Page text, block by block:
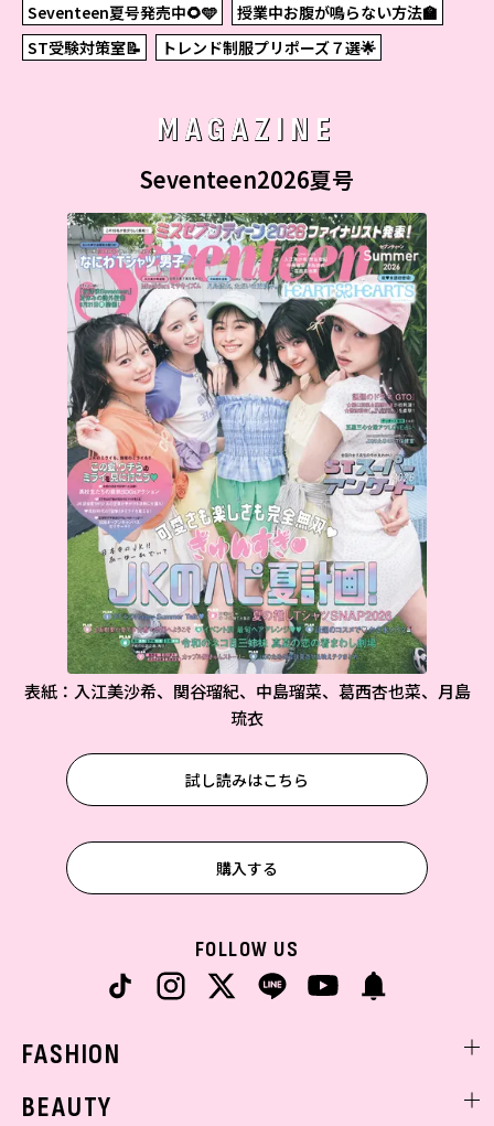
Seventeen夏号発売中🌻🩵
授業中お腹が鳴らない方法🏫
ST受験対策室📝
トレンド制服プリポーズ７選🌟
MAGAZINE
Seventeen2026夏号
表紙：入江美沙希、関谷瑠紀、中島瑠菜、葛西杏也菜、月島
琉衣
試し読みはこちら
購入する
FOLLOW US
FASHION
BEAUTY